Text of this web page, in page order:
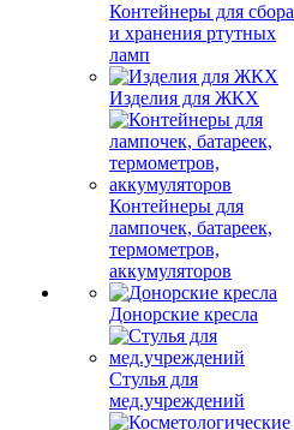
Контейнеры для сбора
и хранения ртутных
ламп
Изделия для ЖКХ
Контейнеры для
лампочек, батареек,
термометров,
аккумуляторов
Донорские кресла
Стулья для
мед.учреждений